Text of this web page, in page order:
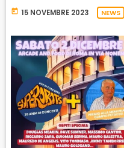
today 15 NOVEMBRE 2023 NEWS